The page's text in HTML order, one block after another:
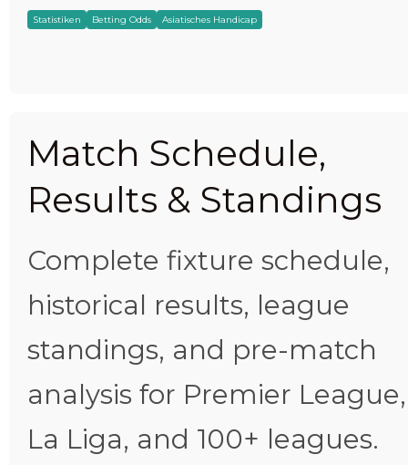
Statistiken Betting Odds Asiatisches Handicap
Match Schedule,
Results & Standings
Complete fixture schedule,
historical results, league
standings, and pre-match
analysis for Premier League,
La Liga, and 100+ leagues.